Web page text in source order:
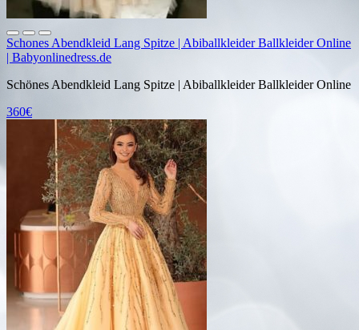
Schones Abendkleid Lang Spitze | Abiballkleider Ballkleider Online
| Babyonlinedress.de
Schönes Abendkleid Lang Spitze | Abiballkleider Ballkleider Online
360€